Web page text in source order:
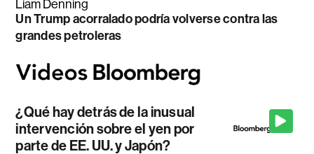
Liam Denning
Un Trump acorralado podría volverse contra las
grandes petroleras
¿Qué hay detrás de la inusual
intervención sobre el yen por
parte de EE. UU. y Japón?